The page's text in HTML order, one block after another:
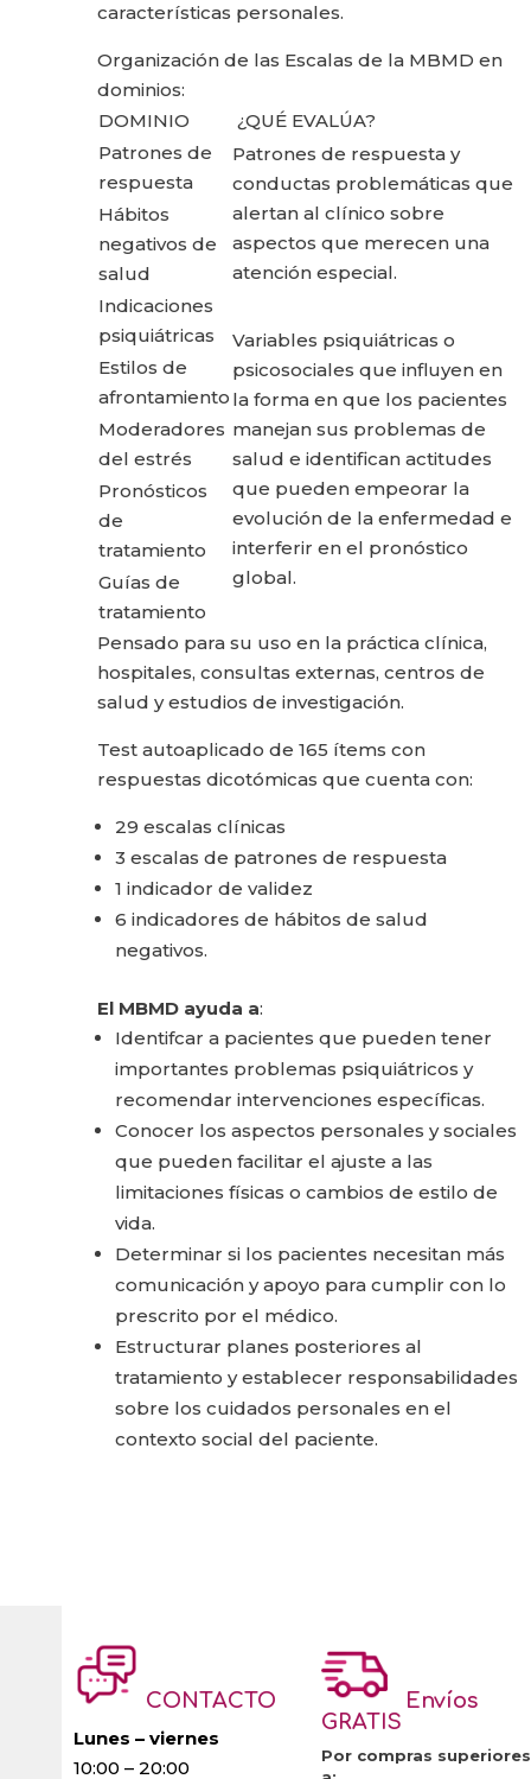
características personales.
Organización de las Escalas de la MBMD en
dominios:
DOMINIO
¿QUÉ EVALÚA?
Patrones de
respuesta
Patrones de respuesta y
conductas problemáticas que
alertan al clínico sobre
aspectos que merecen una
atención especial.
Hábitos
negativos de
salud
Indicaciones
psiquiátricas
Variables psiquiátricas o
psicosociales que influyen en
la forma en que los pacientes
manejan sus problemas de
salud e identifican actitudes
que pueden empeorar la
evolución de la enfermedad e
interferir en el pronóstico
global.
Estilos de
afrontamiento
Moderadores
del estrés
Pronósticos
de
tratamiento
Guías de
tratamiento
Pensado para su uso en la práctica clínica,
hospitales, consultas externas, centros de
salud y estudios de investigación.
Test autoaplicado de 165 ítems con
respuestas dicotómicas que cuenta con:
29 escalas clínicas
3 escalas de patrones de respuesta
1 indicador de validez
6 indicadores de hábitos de salud
negativos.
El MBMD ayuda a:
Identifcar a pacientes que pueden tener
importantes problemas psiquiátricos y
recomendar intervenciones específicas.
Conocer los aspectos personales y sociales
que pueden facilitar el ajuste a las
limitaciones físicas o cambios de estilo de
vida.
Determinar si los pacientes necesitan más
comunicación y apoyo para cumplir con lo
prescrito por el médico.
Estructurar planes posteriores al
tratamiento y establecer responsabilidades
sobre los cuidados personales en el
contexto social del paciente.
CONTACTO
Lunes – viernes
10:00 – 20:00
Envíos
GRATIS
Por compras superiores